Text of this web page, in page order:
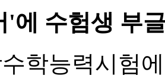
에 수험생 부
학능력시험